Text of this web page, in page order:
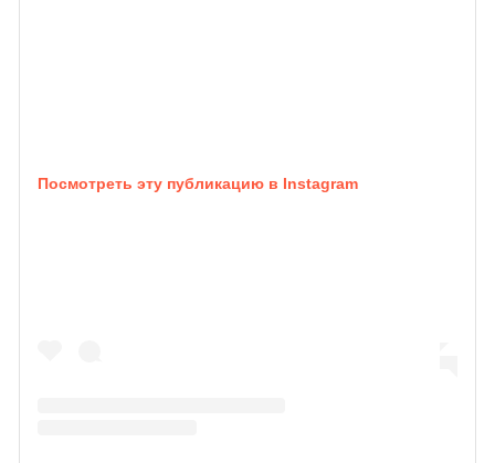
Посмотреть эту публикацию в Instagram